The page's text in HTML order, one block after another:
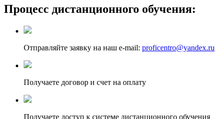
Процесс дистанционного обучения:
Отправляйте заявку на наш e-mail: proficentro@yandex.ru
Получаете договор и счет на оплату
Получаете доступ к системе дистанционного обучения